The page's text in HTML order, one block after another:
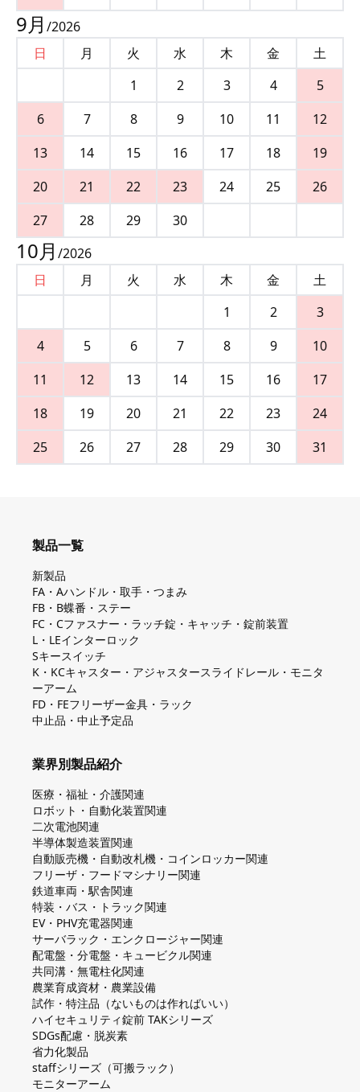
9月 /2026
日
月 火 水 木 金
土
1
2 3 4
5
6
7 8 9 10 11
12
13
14 15 16 17 18
19
20
21 22 23 24 25
26
27
28 29 30
10月 /2026
日
月 火 水 木 金
土
1
2
3
4
5 6 7 8 9
10
11
12 13 14 15 16
17
18
19 20 21 22 23
24
25
26 27 28 29 30 31
製品一覧
新製品
FA・Aハンドル・取手・つまみ
FB・B蝶番・ステー
FC・Cファスナー・ラッチ錠・キャッチ・錠前装置
L・LEインターロック
Sキースイッチ
K・KCキャスター・アジャスタースライドレール・モニタ
ーアーム
FD・FEフリーザー金具・ラック
中止品・中止予定品
業界別製品紹介
医療・福祉・介護関連
ロボット・自動化装置関連
二次電池関連
半導体製造装置関連
自動販売機・自動改札機・コインロッカー関連
フリーザ・フードマシナリー関連
鉄道車両・駅舎関連
特装・バス・トラック関連
EV・PHV充電器関連
サーバラック・エンクロージャー関連
配電盤・分電盤・キュービクル関連
共同溝・無電柱化関連
農業育成資材・農業設備
試作・特注品（ないものは作ればいい）
ハイセキュリティ錠前 TAKシリーズ
SDGs配慮・脱炭素
省力化製品
staffシリーズ（可搬ラック）
モニターアーム